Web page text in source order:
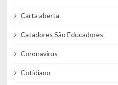
Carta aberta
Catadores São Educadores
Coronavírus
Cotidiano